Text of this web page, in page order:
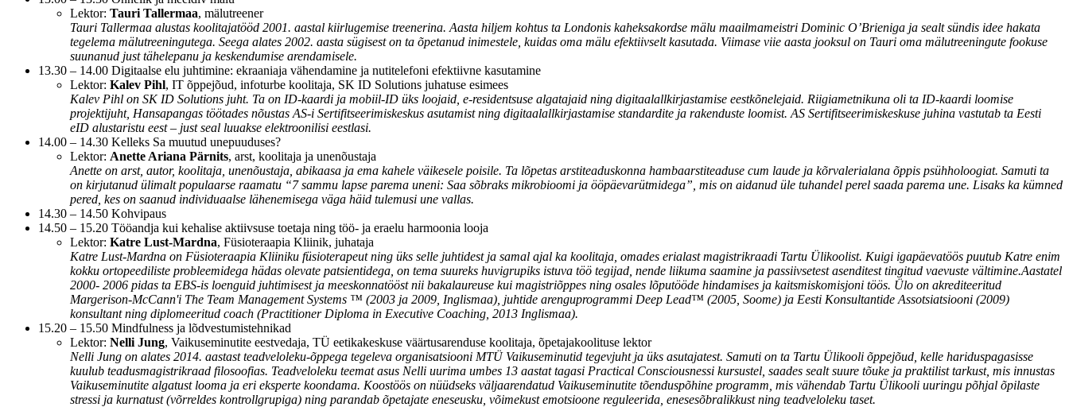
Lektor: Tauri Tallermaa, mälutreener
Tauri Tallermaa alustas koolitajatööd 2001. aastal kiirlugemise treenerina. Aasta hiljem kohtus ta Londonis kaheksakordse mälu maailmameistri Dominic O’Brieniga ja sealt sündis idee hakata
tegelema mälutreeningutega. Seega alates 2002. aasta sügisest on ta õpetanud inimestele, kuidas oma mälu efektiivselt kasutada. Viimase viie aasta jooksul on Tauri oma mälutreeningute fookuse
suunanud just tähelepanu ja keskendumise arendamisele.
13.30 – 14.00 Digitaalse elu juhtimine: ekraaniaja vähendamine ja nutitelefoni efektiivne kasutamine
Lektor: Kalev Pihl, IT õppejõud, infoturbe koolitaja, SK ID Solutions juhatuse esimees
Kalev Pihl on SK ID Solutions juht. Ta on ID-kaardi ja mobiil-ID üks loojaid, e-residentsuse algatajaid ning digitaalallkirjastamise eestkõnelejaid. Riigiametnikuna oli ta ID-kaardi loomise
projektijuht, Hansapangas töötades nõustas AS-i Sertifitseerimiskeskus asutamist ning digitaalallkirjastamise standardite ja rakenduste loomist. AS Sertifitseerimiskeskuse juhina vastutab ta Eesti
eID alustaristu eest – just seal luuakse elektroonilisi eestlasi.
14.00 – 14.30 Kelleks Sa muutud unepuuduses?
Lektor: Anette Ariana Pärnits, arst, koolitaja ja unenõustaja
Anette on arst, autor, koolitaja, unenõustaja, abikaasa ja ema kahele väikesele poisile. Ta lõpetas arstiteaduskonna hambaarstiteaduse cum laude ja kõrvalerialana õppis psühholoogiat. Samuti ta
on kirjutanud ülimalt populaarse raamatu “7 sammu lapse parema uneni: Saa sõbraks mikrobioomi ja ööpäevarütmidega”, mis on aidanud üle tuhandel perel saada parema une. Lisaks ka kümned
pered, kes on saanud individuaalse lähenemisega väga häid tulemusi une vallas.
14.30 – 14.50 Kohvipaus
14.50 – 15.20 Tööandja kui kehalise aktiivsuse toetaja ning töö- ja eraelu harmoonia looja
Lektor: Katre Lust-Mardna, Füsioteraapia Kliinik, juhataja
Katre Lust-Mardna on Füsioteraapia Kliiniku füsioterapeut ning üks selle juhtidest ja samal ajal ka koolitaja, omades erialast magistrikraadi Tartu Ülikoolist. Kuigi igapäevatöös puutub Katre enim
kokku ortopeediliste probleemidega hädas olevate patsientidega, on tema suureks huvigrupiks istuva töö tegijad, nende liikuma saamine ja passiivsetest asenditest tingitud vaevuste vältimine.Aastatel
2000- 2006 pidas ta EBS-is loenguid juhtimisest ja meeskonnatööst nii bakalaureuse kui magistriõppes ning osales lõputööde hindamises ja kaitsmiskomisjoni töös. Ülo on akrediteeritud
Margerison-McCann'i The Team Management Systems ™ (2003 ja 2009, Inglismaa), juhtide arenguprogrammi Deep Lead™ (2005, Soome) ja Eesti Konsultantide Assotsiatsiooni (2009)
konsultant ning diplomeeritud coach (Practitioner Diploma in Executive Coaching, 2013 Inglismaa).
15.20 – 15.50 Mindfulness ja lõdvestumistehnikad
Lektor: Nelli Jung, Vaikuseminutite eestvedaja, TÜ eetikakeskuse väärtusarenduse koolitaja, õpetajakoolituse lektor
Nelli Jung on alates 2014. aastast teadveloleku-õppega tegeleva organisatsiooni MTÜ Vaikuseminutid tegevjuht ja üks asutajatest. Samuti on ta Tartu Ülikooli õppejõud, kelle hariduspagasisse
kuulub teadusmagistrikraad filosoofias. Teadveloleku teemat asus Nelli uurima umbes 13 aastat tagasi Practical Consciousnessi kursustel, saades sealt suure tõuke ja praktilist tarkust, mis innustas
Vaikuseminutite algatust looma ja eri eksperte koondama. Koostöös on nüüdseks väljaarendatud Vaikuseminutite tõenduspõhine programm, mis vähendab Tartu Ülikooli uuringu põhjal õpilaste
stressi ja kurnatust (võrreldes kontrollgrupiga) ning parandab õpetajate eneseusku, võimekust emotsioone reguleerida, enesesõbralikkust ning teadveloleku taset.